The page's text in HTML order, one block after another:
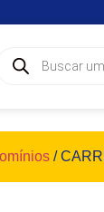
/